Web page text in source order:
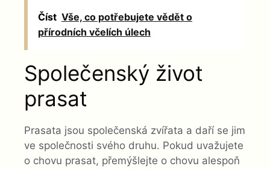
Číst Vše, co potřebujete vědět o
přírodních včelích úlech
Společenský život
prasat
Prasata jsou společenská zvířata a daří se jim
ve společnosti svého druhu. Pokud uvažujete
o chovu prasat, přemýšlejte o chovu alespoň